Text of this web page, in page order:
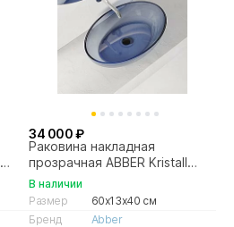
34 000 ₽
Раковина накладная
прозрачная ABBER Kristall
AT2801Saphir синяя
В наличии
Размер
60x13x40 см
Бренд
Abber